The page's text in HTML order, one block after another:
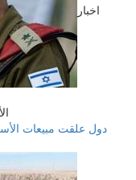
اخبار
دول علقت مبيعات